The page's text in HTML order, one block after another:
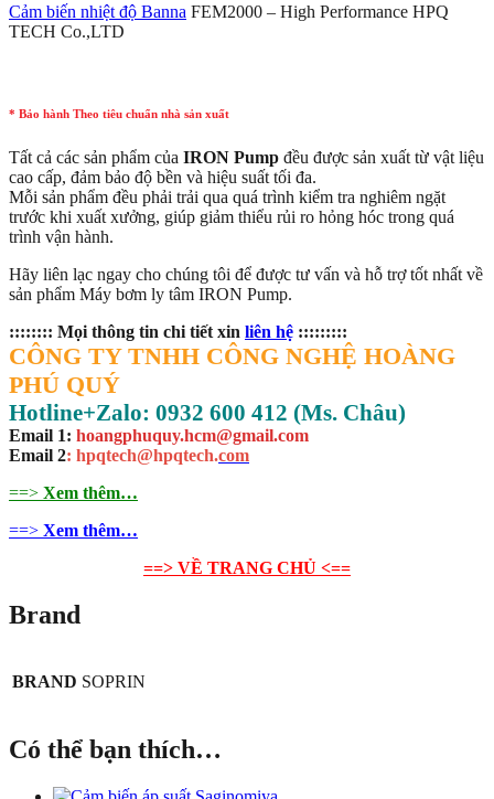
Cảm biến nhiệt độ Banna FEM2000 – High Performance HPQ
TECH Co.,LTD
* Bảo hành Theo tiêu chuẩn nhà sản xuất
Tất cả các sản phẩm của IRON Pump đều được sản xuất từ vật liệu
cao cấp, đảm bảo độ bền và hiệu suất tối đa.
Mỗi sản phẩm đều phải trải qua quá trình kiểm tra nghiêm ngặt
trước khi xuất xưởng, giúp giảm thiểu rủi ro hỏng hóc trong quá
trình vận hành.
Hãy liên lạc ngay cho chúng tôi để được tư vấn và hỗ trợ tốt nhất về
sản phẩm Máy bơm ly tâm IRON Pump.
:::::::: Mọi thông tin chi tiết xin liên hệ :::::::::
CÔNG TY TNHH CÔNG NGHỆ HOÀNG
PHÚ QUÝ
Hotline+Zalo: 0932 600 412 (Ms. Châu)
Email 1: hoangphuquy.hcm@gmail.com
Email 2: hpqtech@hpqtech.com
==> Xem thêm…
==> Xem thêm…
==> VỀ TRANG CHỦ <==
Brand
BRAND SOPRIN
Có thể bạn thích…